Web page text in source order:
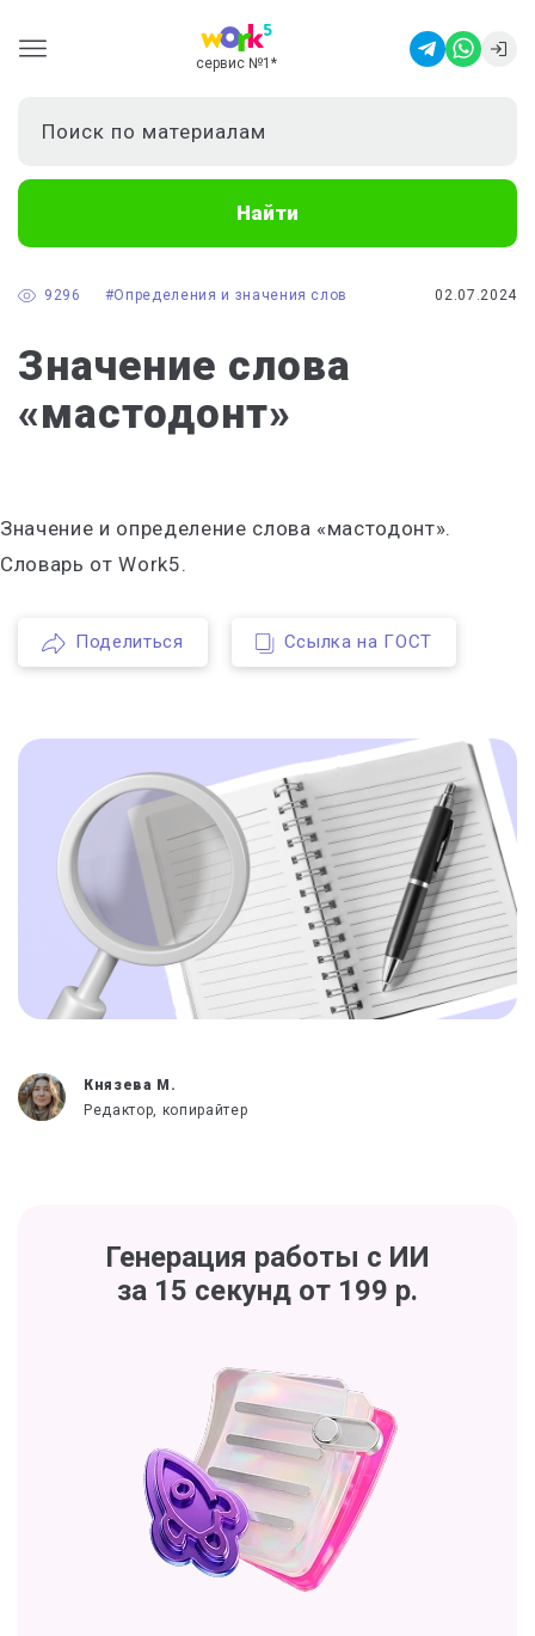
сервис №1 *
Найти
02.07.2024
#Определения и значения слов
9296
Значение слова
«мастодонт»
Значение и определение слова «мастодонт».
Словарь от Work5.
Поделиться Ссылка на ГОСТ
Князева М.
Редактор, копирайтер
Генерация работы с ИИ
за 15 секунд от 199 р.